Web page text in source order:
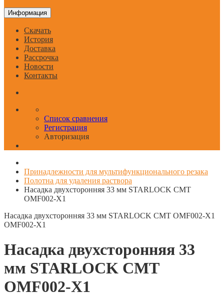
Информация
Скачать
История
Доставка
Рассрочка
Новости
Контакты
Список сравнения
Регистрация
Авторизация
Принадлежности для мультифункционального резака
Полотна для удаления раствора
Насадка двухсторонняя 33 мм STARLOCK CMT
OMF002-X1
Насадка двухсторонняя 33 мм STARLOCK CMT OMF002-X1
OMF002-X1
Насадка двухсторонняя 33
мм STARLOCK CMT
OMF002-X1